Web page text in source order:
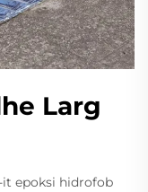
Larg
it epoksi hidrofob